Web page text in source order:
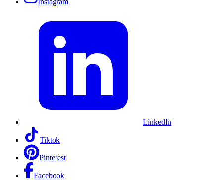
LinkedIn
Tiktok
Pinterest
Facebook